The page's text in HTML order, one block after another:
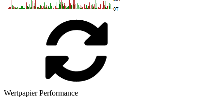
Wertpapier Performance